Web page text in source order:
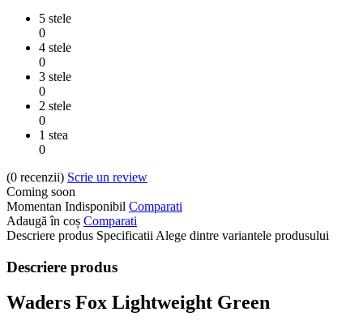
5 stele
0
4 stele
0
3 stele
0
2 stele
0
1 stea
0
(0 recenzii) Scrie un review
Coming soon
Momentan Indisponibil Comparati
Adaugă în coș Comparati
Descriere produs Specificatii Alege dintre variantele produsului
Descriere produs
Waders Fox Lightweight Green